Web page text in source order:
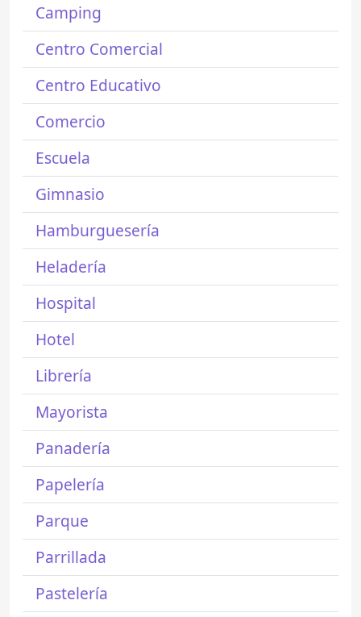
Camping
Centro Comercial
Centro Educativo
Comercio
Escuela
Gimnasio
Hamburguesería
Heladería
Hospital
Hotel
Librería
Mayorista
Panadería
Papelería
Parque
Parrillada
Pastelería